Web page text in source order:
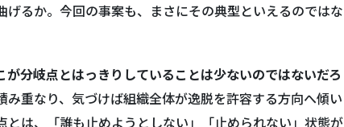
るか。今回の事案も、まさにその典型といえるのではな
分岐点とはっきりしていることは少ないのではないだろ
み重なり、気づけば組織全体が逸脱を許容する方向へ傾い
は、「誰も止めようとしない」「止められない」状態が